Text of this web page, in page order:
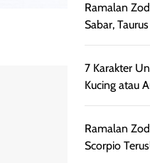
Ramalan
Sabar,
7 Karakter
Kucing atau
Ramalan
Scorpio